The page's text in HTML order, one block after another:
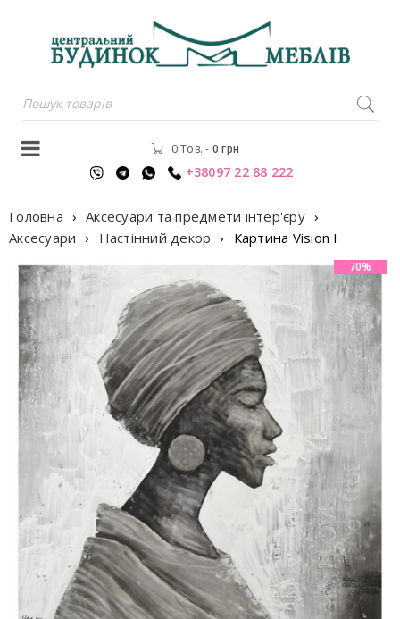
0 Тов. - 0грн
+38097 22 88 222
Головна › Аксесуари та предмети інтер'єру ›
Аксесуари › Настінний декор › Картина Vision I
70%